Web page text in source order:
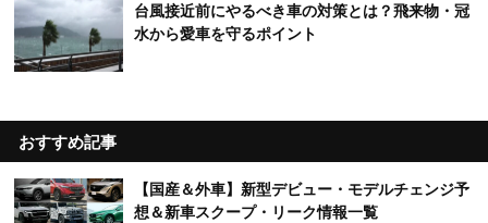
台風接近前にやるべき車の対策とは？飛来物・冠
水から愛車を守るポイント
おすすめ記事
【国産＆外車】新型デビュー・モデルチェンジ予
想＆新車スクープ・リーク情報一覧